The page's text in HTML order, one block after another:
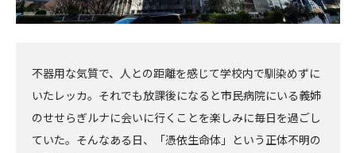
不器用な気質で、人との距離を感じて学校内で馴染めずに
いたレッカ。それでも放課後になると市民病院にいる義姉
のせせらぎルナに会いに行くことを楽しみに毎日を過ごし
ていた。そんなある日、「憑依生命体」という正体不明の